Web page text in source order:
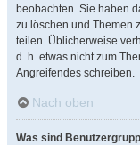
beobachten. Sie haben
zu löschen und Themen
teilen. Üblicherweise
d. h. etwas nicht zum
Angreifendes schreiben.
Nach oben
Was sind